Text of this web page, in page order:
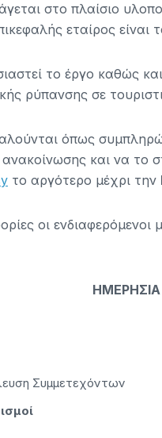
στο πλαίσιο
εταίρος
το έργο καθώς
ρύπανσης σε
όπως
και να το
το αργότερο μέχρι την
οι
Συμμετεχόντων